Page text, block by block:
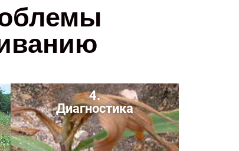
4.
Диагностика